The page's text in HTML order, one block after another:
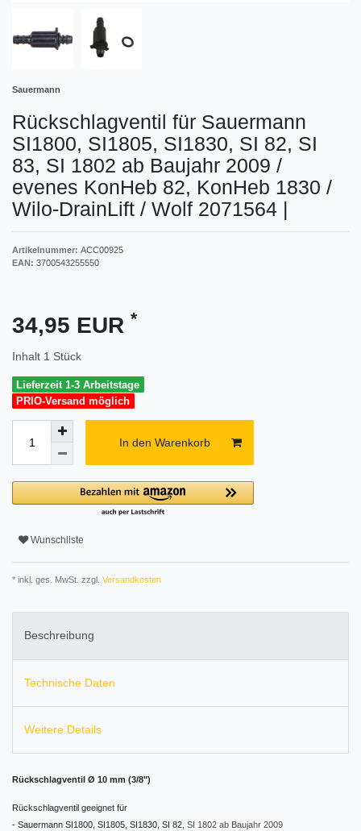
Sauermann
Rückschlagventil für Sauermann
SI1800, SI1805, SI1830, SI 82, SI
83, SI 1802 ab Baujahr 2009 /
evenes KonHeb 82, KonHeb 1830 /
Wilo-DrainLift / Wolf 2071564 |
Artikelnummer: ACC00925
EAN: 3700543255550
34,95 EUR *
Inhalt 1 Stück
Lieferzeit 1-3 Arbeitstage
PRIO-Versand möglich
In den Warenkorb
Wunschliste
* inkl. ges. MwSt. zzgl. Versandkosten
Beschreibung
Technische Daten
Weitere Details
Rückschlagventil Ø 10 mm (3/8")
Rückschlagventil geeignet für
- Sauermann SI1800, SI1805, SI1830, SI 82, SI 1802 ab Baujahr 2009